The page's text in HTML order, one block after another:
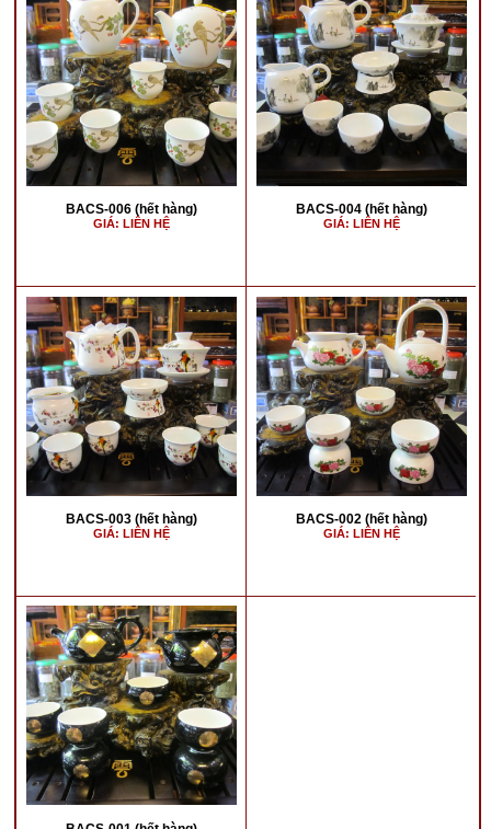
BACS-006 (hết hàng)
GIÁ: LIÊN HỆ
BACS-004 (hết hàng)
GIÁ: LIÊN HỆ
BACS-003 (hết hàng)
GIÁ: LIÊN HỆ
BACS-002 (hết hàng)
GIÁ: LIÊN HỆ